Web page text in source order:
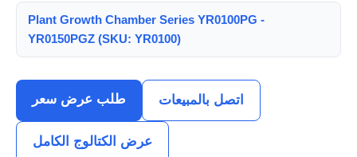
Plant Growth Chamber Series YR0100PG -
YR0150PGZ (SKU: YR0100)
طلب عرض سعر اتصل بالمبيعات
عرض الكتالوج الكامل